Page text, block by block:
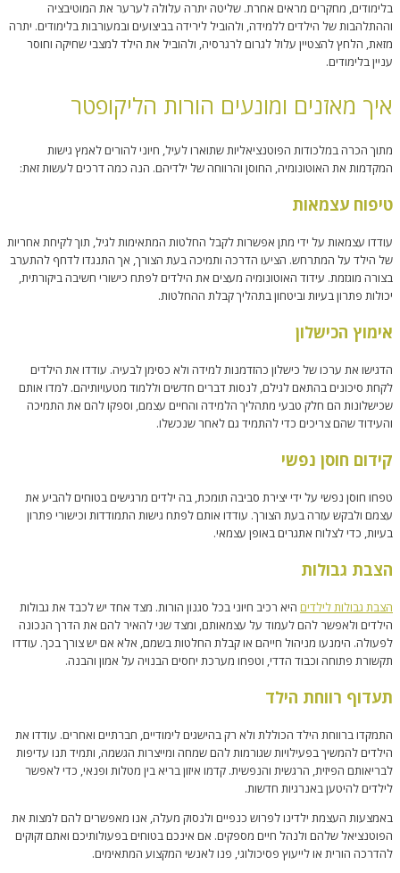
בלימודים, מחקרים מראים אחרת. שליטה יתרה עלולה לערער את המוטיבציה
וההתלהבות של הילדים ללמידה, ולהוביל לירידה בביצועים ובמעורבות בלימודים. יתרה
מזאת, הלחץ להצטיין עלול לגרום לרגרסיה, ולהוביל את הילד למצבי שחיקה וחוסר
עניין בלימודים.
איך מאזנים ומונעים הורות הליקופטר
מתוך הכרה במלכודות הפוטנציאליות שתוארו לעיל, חיוני להורים לאמץ גישות
המקדמות את האוטונומיה, החוסן והרווחה של ילדיהם. הנה כמה דרכים לעשות זאת:
טיפוח עצמאות
עודדו עצמאות על ידי מתן אפשרות לקבל החלטות המתאימות לגיל, תוך לקיחת אחריות
של הילד על המתרחש. הציעו הדרכה ותמיכה בעת הצורך, אך התנגדו לדחף להתערב
בצורה מוגזמת. עידוד האוטונומיה מעצים את הילדים לפתח כישורי חשיבה ביקורתית,
יכולות פתרון בעיות וביטחון בתהליך קבלת ההחלטות.
אימוץ הכישלון
הדגישו את ערכו של כישלון כהזדמנות למידה ולא כסימן לבעיה. עודדו את הילדים
לקחת סיכונים בהתאם לגילם, לנסות דברים חדשים וללמוד מטעויותיהם. למדו אותם
שכישלונות הם חלק טבעי מתהליך הלמידה והחיים עצמם, וספקו להם את התמיכה
והעידוד שהם צריכים כדי להתמיד גם לאחר שנכשלו.
קידום חוסן נפשי
טפחו חוסן נפשי על ידי יצירת סביבה תומכת, בה ילדים מרגישים בטוחים להביע את
עצמם ולבקש עזרה בעת הצורך. עודדו אותם לפתח גישות התמודדות וכישורי פתרון
בעיות, כדי לצלוח אתגרים באופן עצמאי.
הצבת גבולות
הצבת גבולות לילדים היא רכיב חיוני בכל סגנון הורות. מצד אחד יש לכבד את גבולות
הילדים ולאפשר להם לעמוד על עצמאותם, ומצד שני להאיר להם את הדרך הנכונה
לפעולה. הימנעו מניהול חייהם או קבלת החלטות בשמם, אלא אם יש צורך בכך. עודדו
תקשורת פתוחה וכבוד הדדי, וטפחו מערכת יחסים הבנויה על אמון והבנה.
תעדוף רווחת הילד
התמקדו ברווחת הילד הכוללת ולא רק בהישגים לימודיים, חברתיים ואחרים. עודדו את
הילדים להמשיך בפעילויות שגורמות להם שמחה ומייצרות הגשמה, ותמיד תנו עדיפות
לבריאותם הפיזית, הרגשית והנפשית. קדמו איזון בריא בין מטלות ופנאי, כדי לאפשר
לילדים להיטען באנרגיות חדשות.
באמצעות העצמת ילדינו לפרוש כנפיים ולנסוק מעלה, אנו מאפשרים להם למצות את
הפוטנציאל שלהם ולנהל חיים מספקים. אם אינכם בטוחים בפעולותיכם ואתם זקוקים
להדרכה הורית או לייעוץ פסיכולוגי, פנו לאנשי המקצוע המתאימים.